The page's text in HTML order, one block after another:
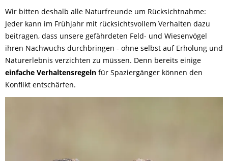
Wir bitten deshalb alle Naturfreunde um Rücksichtnahme:
Jeder kann im Frühjahr mit rücksichtsvollem Verhalten dazu
beitragen, dass unsere gefährdeten Feld- und Wiesenvögel
ihren Nachwuchs durchbringen - ohne selbst auf Erholung und
Naturerlebnis verzichten zu müssen. Denn bereits einige
einfache Verhaltensregeln für Spaziergänger können den
Konflikt entschärfen.